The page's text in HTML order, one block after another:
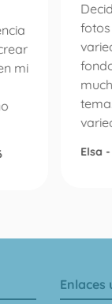
mi
Elsa
Enlaces